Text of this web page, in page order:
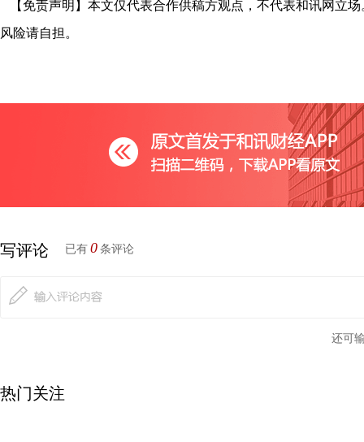
【免责声明】本文仅代表合作供稿方观点，不代表和讯网立
风险请自担。
写评论 已有 0 条评论
还可
热门关注